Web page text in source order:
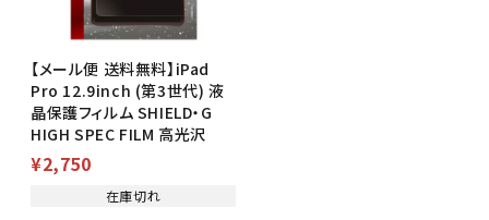
【メール便 送料無料】iPad
Pro 12.9inch (第3世代) 液
晶保護フィルム SHIELD・G
HIGH SPEC FILM 高光沢
¥2,750
在庫切れ